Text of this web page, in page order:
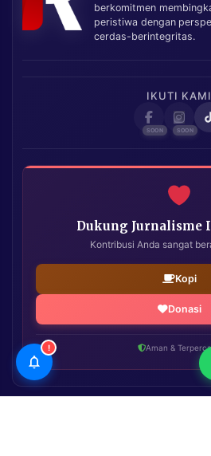
berkomitmen
peristiwa dengan
cerdas-berintegritas.
IKUTI KAMI
Dukung Jurnalisme
Kontribusi Anda sangat
Kopi
Donasi
Aman &
!